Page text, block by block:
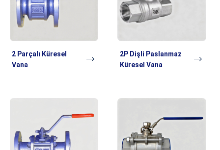
2 Parçalı Küresel
Vana
2P Dişli Paslanmaz
Küresel Vana